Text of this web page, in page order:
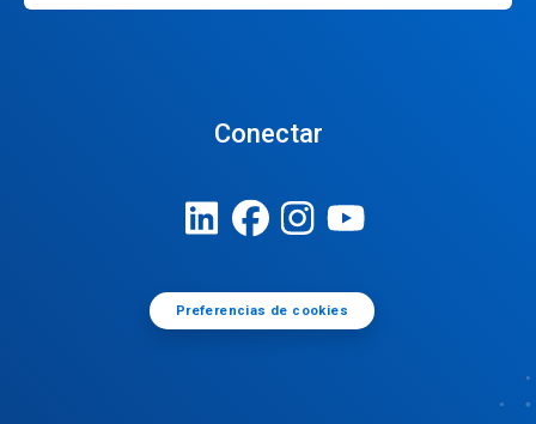
Conectar
Preferencias de cookies